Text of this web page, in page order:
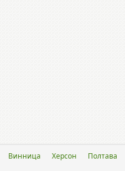
Винница Херсон Полтава